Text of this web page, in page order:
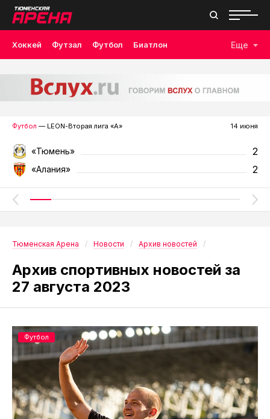
Хоккей Футзал Футбол Биатлон Еще
Футбол — LEON-Вторая лига «А» 14 июня
«Тюмень» 2
«Алания» 2
Тюменская Арена Новости Архив новостей
Архив спортивных новостей за
27 августа 2023
Футбол